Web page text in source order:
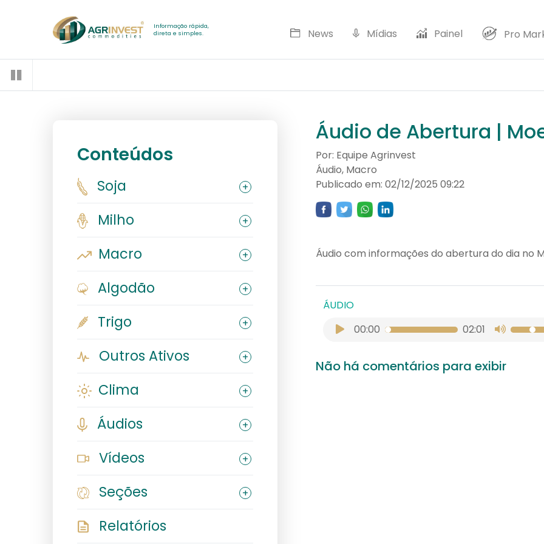
Informação rápida,
direta e simples.
News Mídias Painel Pro
Conteúdos
Soja
Milho
Macro
Algodão
Trigo
Outros Ativos
Clima
Áudios
Vídeos
Seções
Relatórios
Áudio de Abertura |
Por: Equipe Agrinvest
Áudio, Macro
Publicado em: 02/12/2025 09:22
Áudio com informações do abertura do dia no
ÁUDIO
00:00
02:01
Não há comentários para exibir